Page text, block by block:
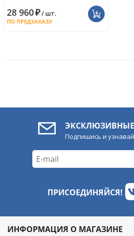
28 960₽/ шт.
ПО ПРЕДЗАКАЗУ
Подпишись и
ПРИСОЕДИНЯЙСЯ!
ИНФОРМАЦИЯ О МАГАЗИНЕ